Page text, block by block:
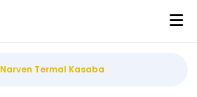
Narven Termal Kasaba